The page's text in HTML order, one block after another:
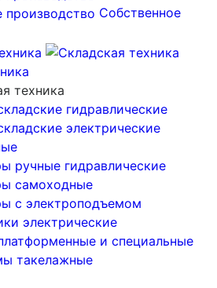
Собственное
техника
гидравлические
электрические
ручные гидравлические
самоходные
с электроподъемом
электрические
и специальные
такелажные